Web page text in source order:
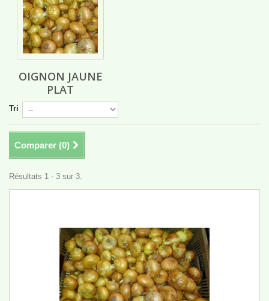
OIGNON JAUNE
PLAT
Tri
Comparer (0)
Résultats 1 - 3 sur 3.